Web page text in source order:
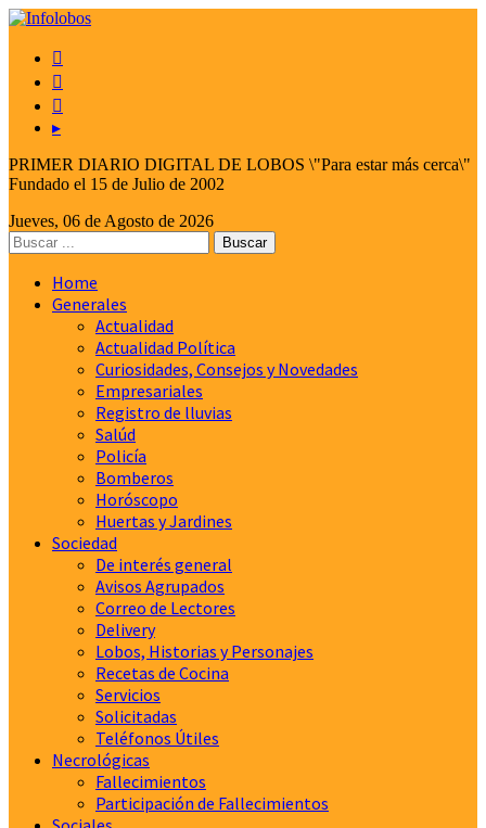



▸
PRIMER DIARIO DIGITAL DE LOBOS \"Para estar más cerca\"
Fundado el 15 de Julio de 2002
Jueves, 06 de Agosto de 2026
Home
Generales
Actualidad
Actualidad Política
Curiosidades, Consejos y Novedades
Empresariales
Registro de lluvias
Salúd
Policía
Bomberos
Horóscopo
Huertas y Jardines
Sociedad
De interés general
Avisos Agrupados
Correo de Lectores
Delivery
Lobos, Historias y Personajes
Recetas de Cocina
Servicios
Solicitadas
Teléfonos Útiles
Necrológicas
Fallecimientos
Participación de Fallecimientos